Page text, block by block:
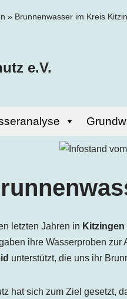
» Brunnenwasser im Kreis
e.V.
letzten Jahren in Kitzingen
ihre Wasserproben
unterstützt, die uns ihr
hat sich zum Ziel gesetzt,